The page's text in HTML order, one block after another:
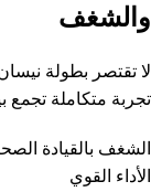
والشغف
لا تقتصر بطولة
تجربة متكاملة تجمع
الشغف بالقيادة
الأداء القوي